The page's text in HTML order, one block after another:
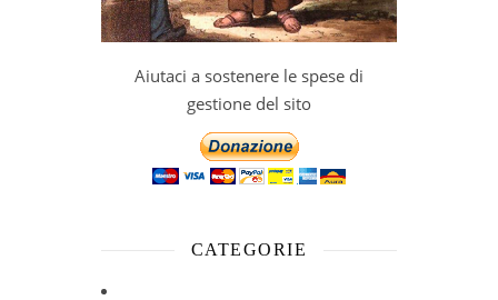
Aiutaci a sostenere le spese di
gestione del sito
CATEGORIE